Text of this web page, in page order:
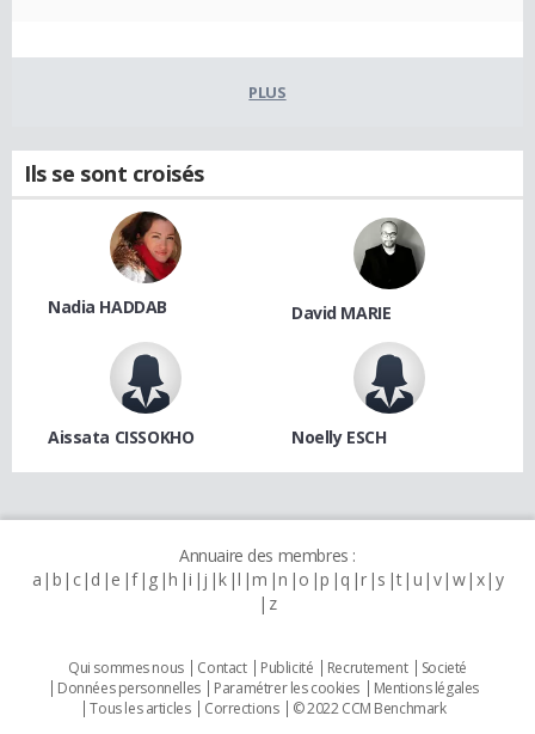
PLUS
Ils se sont croisés
Nadia HADDAB David MARIE
Aissata CISSOKHO Noelly ESCH
Annuaire des membres :
a b c d e f g h i j k l m n o p q r s t u v w x y
z
Qui sommes nous Contact Publicité Recrutement
Societé
Données personnelles
Paramétrer les cookies
Mentions légales
Tous les articles
Corrections © 2022 CCM Benchmark